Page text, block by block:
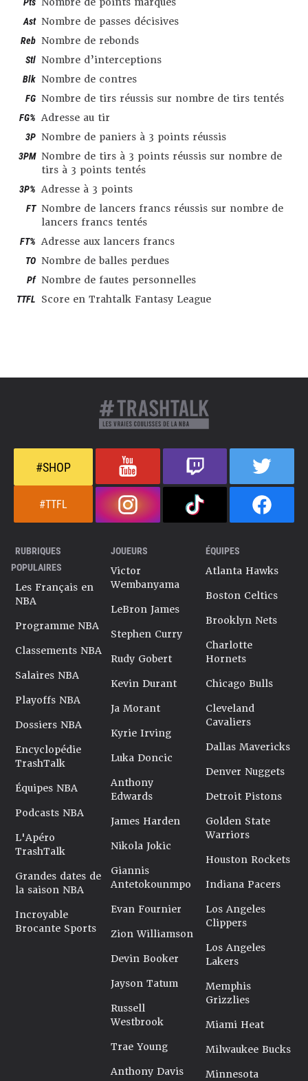
Ast Nombre de passes décisives
Reb Nombre de rebonds
Stl Nombre d’interceptions
Blk Nombre de contres
FG Nombre de tirs réussis sur nombre de tirs tentés
FG% Adresse au tir
3P Nombre de paniers à 3 points réussis
3PM Nombre de tirs à 3 points réussis sur nombre de
tirs à 3 points tentés
3P% Adresse à 3 points
FT Nombre de lancers francs réussis sur nombre de
lancers francs tentés
FT% Adresse aux lancers francs
TO Nombre de balles perdues
Pf Nombre de fautes personnelles
TTFL Score en Trahtalk Fantasy League
#SHOP
#TTFL
RUBRIQUES
POPULAIRES
Les Français en
NBA
Programme NBA
Classements NBA
Salaires NBA
Playoffs NBA
Dossiers NBA
Encyclopédie
TrashTalk
Équipes NBA
Podcasts NBA
L'Apéro
TrashTalk
Grandes dates de
la saison NBA
Incroyable
Brocante Sports
JOUEURS
Victor
Wembanyama
LeBron James
Stephen Curry
Rudy Gobert
Kevin Durant
Ja Morant
Kyrie Irving
Luka Doncic
Anthony
Edwards
James Harden
Nikola Jokic
Giannis
Antetokounmpo
Evan Fournier
Zion Williamson
Devin Booker
Jayson Tatum
Russell
Westbrook
Trae Young
Anthony Davis
ÉQUIPES
Atlanta Hawks
Boston Celtics
Brooklyn Nets
Charlotte
Hornets
Chicago Bulls
Cleveland
Cavaliers
Dallas Mavericks
Denver Nuggets
Detroit Pistons
Golden State
Warriors
Houston Rockets
Indiana Pacers
Los Angeles
Clippers
Los Angeles
Lakers
Memphis
Grizzlies
Miami Heat
Milwaukee Bucks
Minnesota